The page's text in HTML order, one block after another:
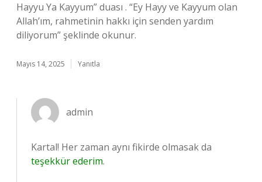
Hayyu Ya Kayyum” duası . “Ey Hayy ve Kayyum olan
Allah’ım, rahmetinin hakkı için senden yardım
diliyorum” şeklinde okunur.
Mayıs 14, 2025 Yanıtla
admin
Kartal! Her zaman aynı fikirde olmasak da
teşekkür ederim.